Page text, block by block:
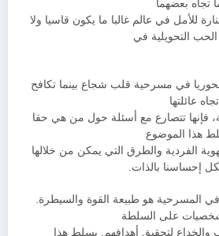
تجاه بعضهما
للأمل في عالم غالبا ما يكون قاسيا ولا
التحويلية في
في مسرحية قلب شجاع بينما تكافح
عائلتها
فإنها تتصارع مع أسئلة حول من هي حقا
هذا الموضوع
الفردية والطرق التي يمكن من خلالها
إحساسنا بالذات.
المسرحية هو طبيعة القوة والسيطرة.
على السلطة
والخداع لتحقيق أهدافهم. يسلط هذا